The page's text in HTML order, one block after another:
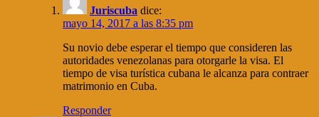
Juriscuba dice:
mayo 14, 2017 a las 8:35 pm
Su novio debe esperar el tiempo que consideren las
autoridades venezolanas para otorgarle la visa. El
tiempo de visa turística cubana le alcanza para contraer
matrimonio en Cuba.
Responder